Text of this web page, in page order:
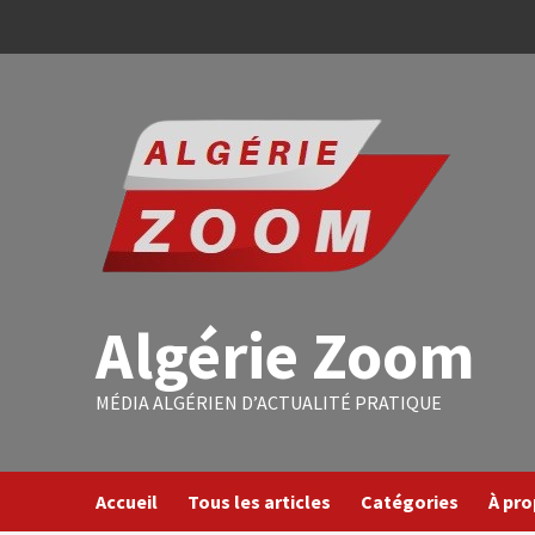
Algérie Zoom
MÉDIA ALGÉRIEN D’ACTUALITÉ PRATIQUE
Accueil Tous les articles Catégories À